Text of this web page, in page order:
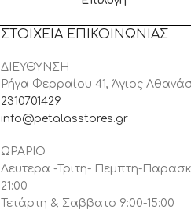
ΣΤΟΙΧΕΙΑ ΕΠΙΚΟΙΝΩΝΙΑΣ
ΔΙΕΥΘΥΝΣΗ
Ρήγα Φερραίου 41, Άγιος
2310701429
info@petalasstores.gr
ΩΡΑΡΙΟ
Δευτερα -Τριτη- Πεμπτη-
21:00
Τετάρτη & Σαββατο 9:00-15:00